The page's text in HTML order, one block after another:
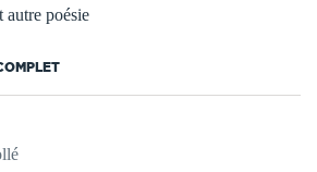
autre poésie